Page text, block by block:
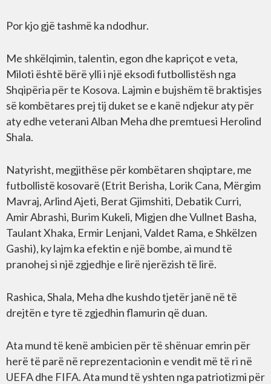
Por kjo gjë tashmë ka ndodhur.
Me shkëlqimin, talentin, egon dhe kapriçot e veta,
Miloti është bërë ylli i një eksodi futbollistësh nga
Shqipëria për te Kosova. Lajmin e bujshëm të braktisjes
së kombëtares prej tij duket se e kanë ndjekur aty për
aty edhe veterani Alban Meha dhe premtuesi Herolind
Shala.
Natyrisht, megjithëse për kombëtaren shqiptare, me
futbollistë kosovarë (Etrit Berisha, Lorik Cana, Mërgim
Mavraj, Arlind Ajeti, Berat Gjimshiti, Debatik Curri,
Amir Abrashi, Burim Kukeli, Migjen dhe Vullnet Basha,
Taulant Xhaka, Ermir Lenjani, Valdet Rama, e Shkëlzen
Gashi), ky lajm ka efektin e një bombe, ai mund të
pranohej si një zgjedhje e lirë njerëzish të lirë.
Rashica, Shala, Meha dhe kushdo tjetër janë në të
drejtën e tyre të zgjedhin flamurin që duan.
Ata mund të kenë ambicien për të shënuar emrin për
herë të parë në reprezentacionin e vendit më të ri në
UEFA dhe FIFA. Ata mund të yshten nga patriotizmi për